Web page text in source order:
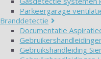
Parkeergarage
Branddetectie
Documentatie
Gebruikshandleiding